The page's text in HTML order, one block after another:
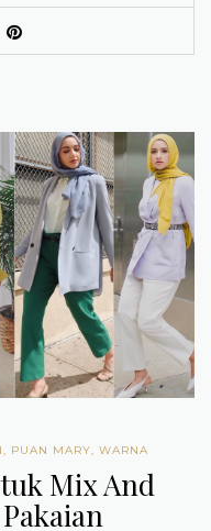
PUAN MARY WARNA
Mix And